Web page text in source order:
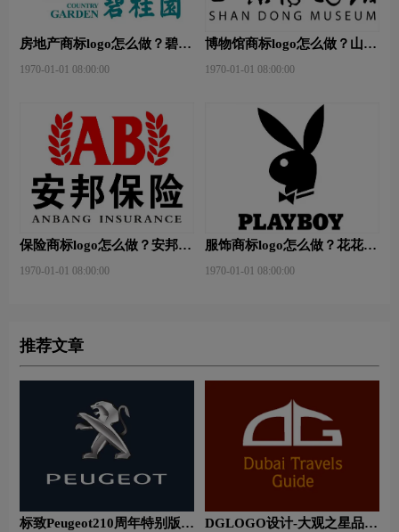
房地产商标logo怎么做？碧桂
1970-01-01 08:00:00
博物馆商标logo怎么做？山东
logo设计
1970-01-01 08:00:00
保险商标logo怎么做？安邦保
1970-01-01 08:00:00
服饰商标logo怎么做？花花公
1970-01-01 08:00:00
推荐文章
标致Peugeot210周年特别版新
DGLOGO设计-大观之星品牌